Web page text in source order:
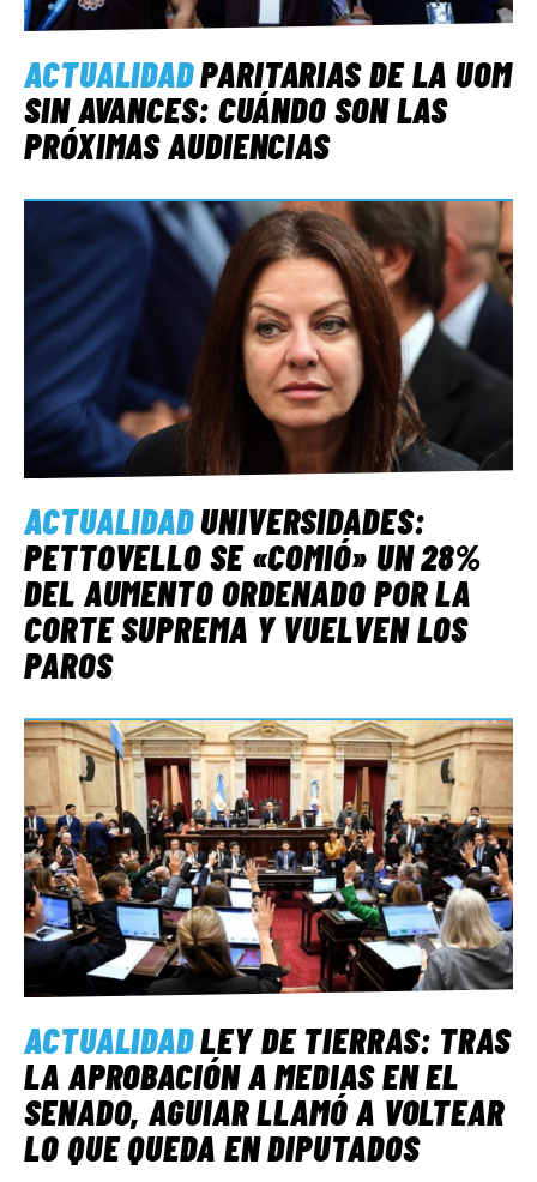
ACTUALIDADPARITARIAS DE LA UOM
SIN AVANCES: CUÁNDO SON LAS
PRÓXIMAS AUDIENCIAS
ACTUALIDADUNIVERSIDADES:
PETTOVELLO SE «COMIÓ» UN 28%
DEL AUMENTO ORDENADO POR LA
CORTE SUPREMA Y VUELVEN LOS
PAROS
ACTUALIDADLEY DE TIERRAS: TRAS
LA APROBACIÓN A MEDIAS EN EL
SENADO, AGUIAR LLAMÓ A VOLTEAR
LO QUE QUEDA EN DIPUTADOS